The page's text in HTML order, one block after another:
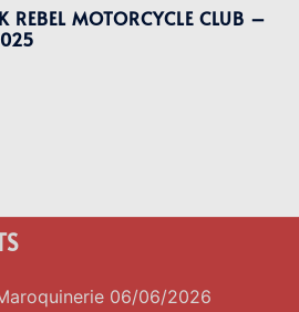
REBEL MOTORCYCLE CLUB –
06/06/2026